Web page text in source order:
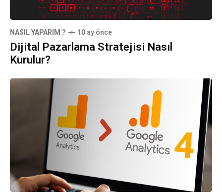
NASIL YAPARIM ? 10 ay önce
Dijital Pazarlama Stratejisi Nasıl
Kurulur?